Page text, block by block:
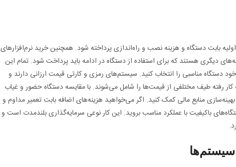
بابت دستگاه و هزینه نصب و راه‌اندازی پرداخته شود. همچنین خرید نرم‌افزارهای
دیگری هستند که برای استفاده از دستگاه در ادامه باید پرداخت شود. تمام این
خود دستگاه مناسبی را انتخاب کنید. سیستم‌های رمزی و کارتی قیمت ارزانی دارند و
کار رفته طیف مختلفی از قیمت‌ها را شامل می‌شوند. با مقایسه دستگاه حضور و غیاب
منابع مالی کمک کنید. اگر می‌خواهید هزینه‌های اضافه بابت تعمیر مداوم و
باکیفیت با عملکرد مناسب بروید. این کار نوعی سرمایه‌گذاری بلندمدت است و